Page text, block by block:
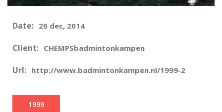
Date: 26 dec, 2014
Client: CHEMPSbadmintonkampen
Url: http://www.badmintonkampen.nl/1999-2
1999